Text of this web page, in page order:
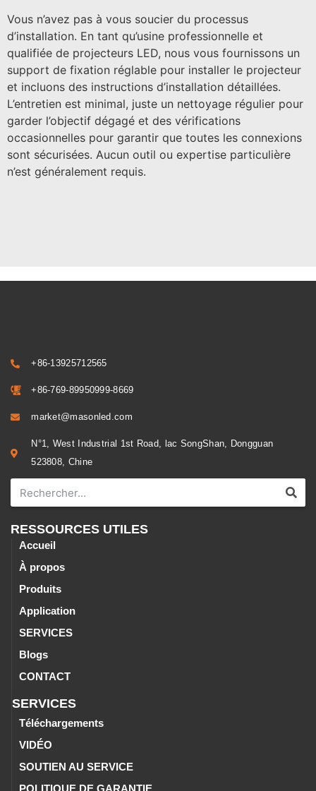
Vous n’avez pas à vous soucier du processus
d’installation. En tant qu’usine professionnelle et
qualifiée de projecteurs LED, nous vous fournissons un
support de fixation réglable pour installer le projecteur
et incluons des instructions d’installation détaillées.
L’entretien est minimal, juste un nettoyage régulier pour
garder l’objectif dégagé et des vérifications
occasionnelles pour garantir que toutes les connexions
sont sécurisées. Aucun outil ou expertise particulière
n’est généralement requis.
+86-13925712565
+86-769-89950999-8669
market@masonled.com
N°1, West Industrial 1st Road, lac SongShan, Dongguan
523808, Chine
RESSOURCES UTILES
Accueil
À propos
Produits
Application
SERVICES
Blogs
CONTACT
SERVICES
Téléchargements
VIDÉO
SOUTIEN AU SERVICE
POLITIQUE DE GARANTIE